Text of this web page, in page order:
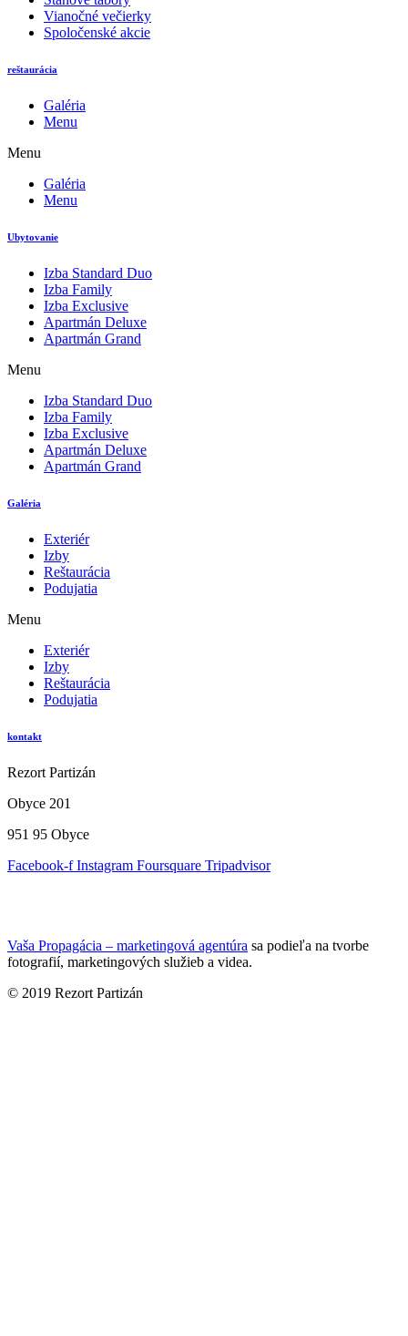
Vianočné večierky
Spoločenské akcie
reštaurácia
Galéria
Menu
Menu
Galéria
Menu
Ubytovanie
Izba Standard Duo
Izba Family
Izba Exclusive
Apartmán Deluxe
Apartmán Grand
Menu
Izba Standard Duo
Izba Family
Izba Exclusive
Apartmán Deluxe
Apartmán Grand
Galéria
Exteriér
Izby
Reštaurácia
Podujatia
Menu
Exteriér
Izby
Reštaurácia
Podujatia
kontakt
Rezort Partizán
Obyce 201
951 95 Obyce
Facebook-f Instagram Foursquare Tripadvisor
Vaša Propagácia – marketingová agentúra sa podieľa na tvorbe
fotografií, marketingových služieb a videa.
© 2019 Rezort Partizán